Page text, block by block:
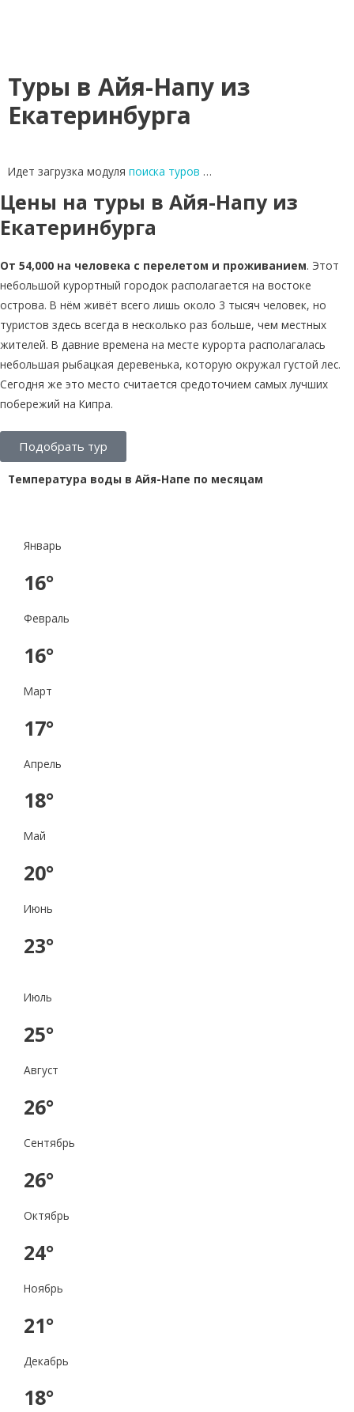
Туры в Айя-Напу из
Екатеринбурга
Идет загрузка модуля поиска туров …
Цены на туры в Айя-Напу из
Екатеринбурга
От 54,000 на человека с перелетом и проживанием. Этот
небольшой курортный городок располагается на востоке
острова. В нём живёт всего лишь около 3 тысяч человек, но
туристов здесь всегда в несколько раз больше, чем местных
жителей. В давние времена на месте курорта располагалась
небольшая рыбацкая деревенька, которую окружал густой лес.
Сегодня же это место считается средоточием самых лучших
побережий на Кипра.
Подобрать тур
Температура воды в Айя-Напе по месяцам
Январь
16°
Февраль
16°
Март
17°
Апрель
18°
Май
20°
Июнь
23°
Июль
25°
Август
26°
Сентябрь
26°
Октябрь
24°
Ноябрь
21°
Декабрь
18°